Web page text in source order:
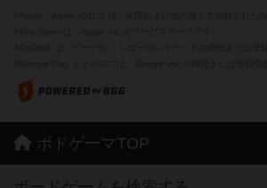
ボドゲーマTOP